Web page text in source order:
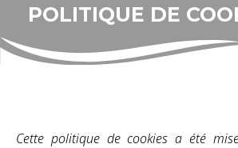
POLITIQUE DE
Cette politique de cookies a été